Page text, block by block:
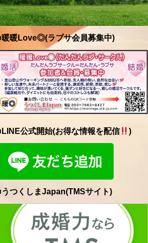
暖暖Love◎(ラブサ会員募集中)
公式開始(お得な情報を配信 )
うつくしまJapan(TMSサイト)